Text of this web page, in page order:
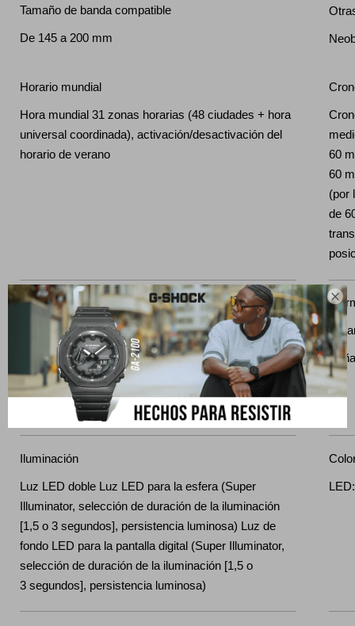

Tamaño de banda compatible
De 145 a 200 mm
Horario mundial
Hora mundial 31 zonas horarias (48 ciudades + hora
universal coordinada), activación/desactivación del
horario de verano
60
60
(por
de
Temporizador
Temporizador con cuenta regresiva Unidad de
medición: 1 segundo Rango de cuenta regresiva: 24
horas Rango de ajuste de tiempo inicial de cuenta
regresiva: de 1 segundo a 24 horas (incrementos de
1 segundo, de 1 minuto y de 1 hora)
5
Iluminación
Luz LED doble Luz LED para la esfera (Super
Illuminator, selección de duración de la iluminación
[1,5 o 3 segundos], persistencia luminosa) Luz de
fondo LED para la pantalla digital (Super Illuminator,
selección de duración de la iluminación [1,5 o
3 segundos], persistencia luminosa)